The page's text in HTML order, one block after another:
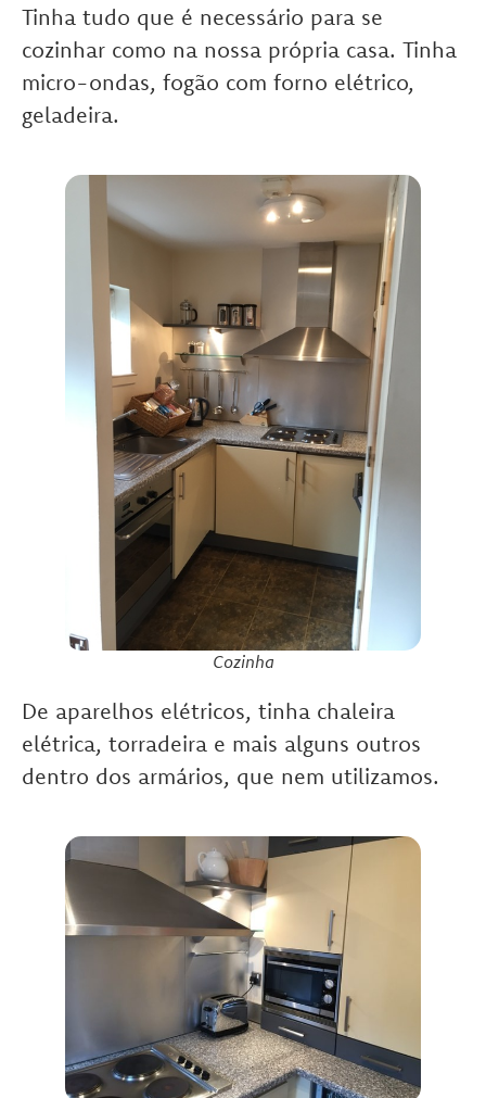
Tinha tudo que é necessário para se
cozinhar como na nossa própria casa. Tinha
micro-ondas, fogão com forno elétrico,
geladeira.
Cozinha
De aparelhos elétricos, tinha chaleira
elétrica, torradeira e mais alguns outros
dentro dos armários, que nem utilizamos.